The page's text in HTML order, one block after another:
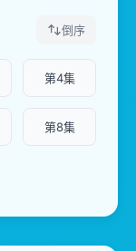
倒序
第4集
第8集